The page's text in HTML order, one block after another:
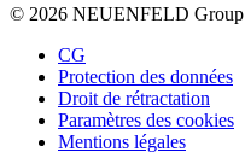
© 2026 NEUENFELD Group
CG
Protection des données
Droit de rétractation
Paramètres des cookies
Mentions légales